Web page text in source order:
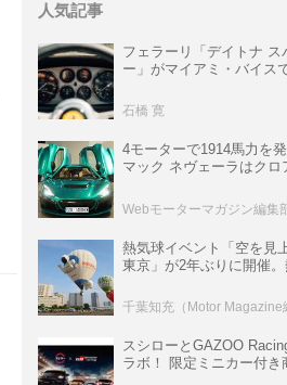
人気記事
フェラーリ「デイトナ ス
ー」がマイアミ・バイス
サ」に化けた理由
石橋 寛
4モーターで1914馬力を
マック ネヴェーラはクロ
ロニクル・完全版／115】
Webモーターマガジン編集
熱気球イベント「空を見
東京」が2年ぶりに開催。
室などのコンテンツも
スシローとGAZOO
ラボ！ 限定ミニカー付き